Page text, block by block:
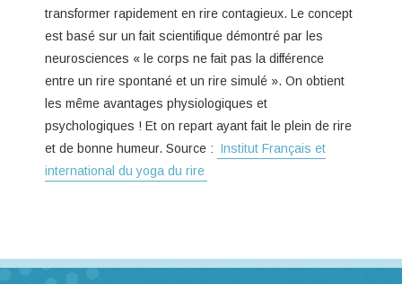
transformer rapidement en rire contagieux. Le concept
est basé sur un fait scientifique démontré par les
neurosciences « le corps ne fait pas la différence
entre un rire spontané et un rire simulé ». On obtient
les même avantages physiologiques et
psychologiques ! Et on repart ayant fait le plein de rire
et de bonne humeur. Source : Institut Français et
international du yoga du rire